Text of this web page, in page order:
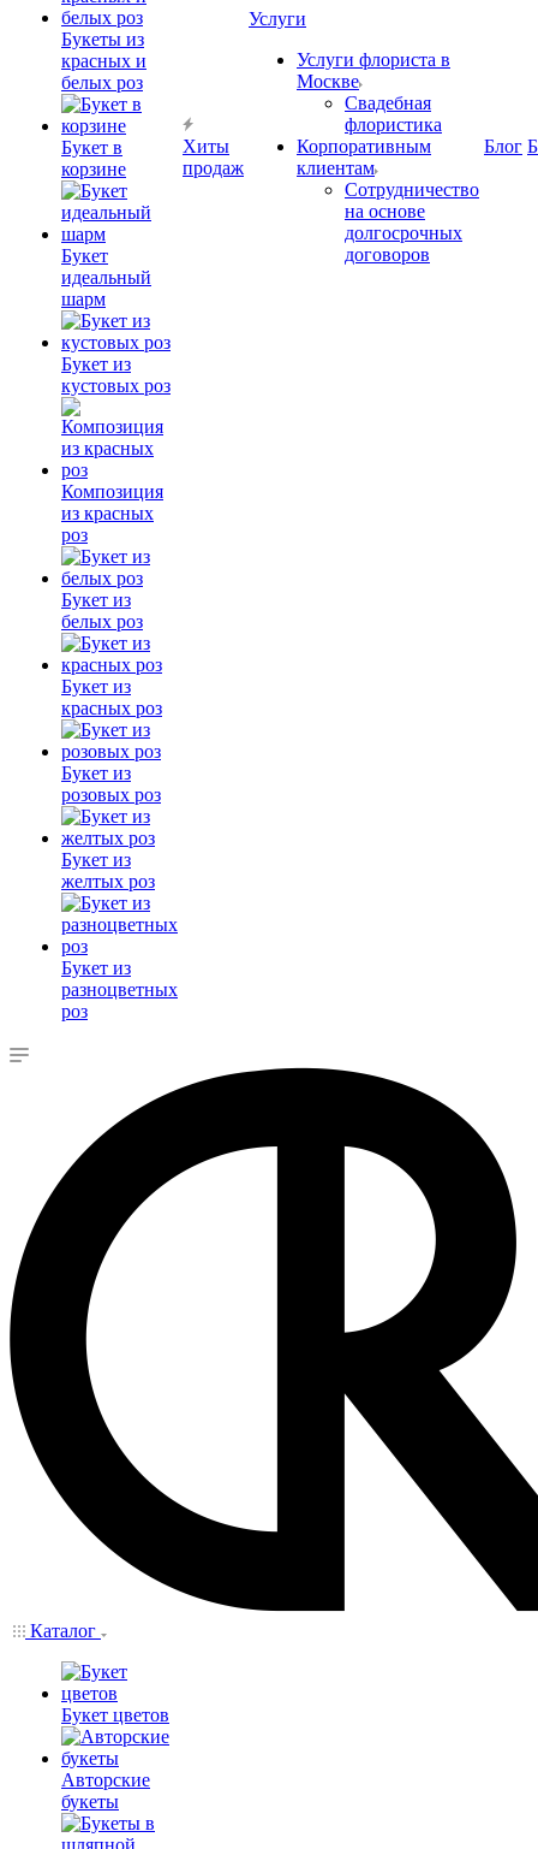
Букеты из
красных и
белых роз
Букет в
корзине
Букет
идеальный
шарм
Букет из
кустовых роз
Композиция
из красных
роз
Букет из
белых роз
Букет из
красных роз
Букет из
розовых роз
Букет из
желтых роз
Букет из
разноцветных
роз
Хиты
продаж
Услуги
Услуги флориста в
Москве
Свадебная
флористика
Корпоративным
клиентам
Сотрудничество
на основе
долгосрочных
договоров
Блог
Каталог
Букет цветов
Авторские
букеты